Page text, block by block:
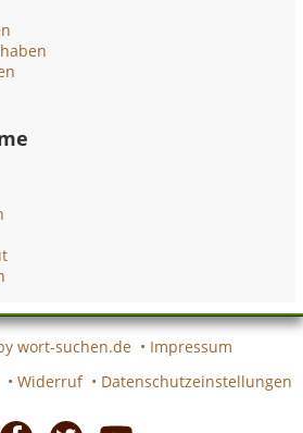
wort-suchen.de • Impressum
• Widerruf • Datenschutzeinstellungen